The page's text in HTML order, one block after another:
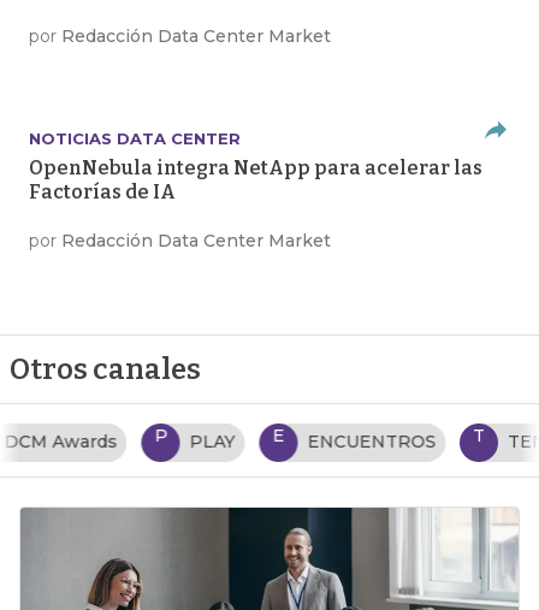
por Redacción Data Center Market
NOTICIAS DATA CENTER
OpenNebula integra NetApp para acelerar las
Factorías de IA
por Redacción Data Center Market
Otros canales
P PLAY E ENCUENTROS T TENDENCIAS TI